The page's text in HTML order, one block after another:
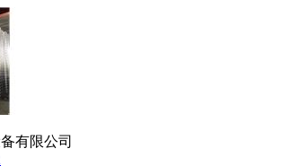
有限公司